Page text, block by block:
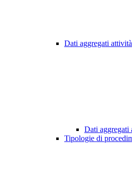
Dati aggregati
Dati aggregati
Tipologie di